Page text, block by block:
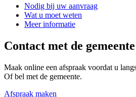
Nodig bij uw aanvraag
Wat u moet weten
Meer informatie
Contact met de gemeente
Maak online een afspraak voordat u
Of bel met de gemeente.
Afspraak maken